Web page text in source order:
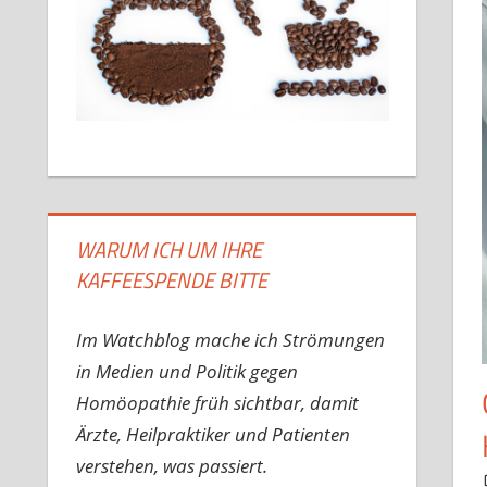
WARUM ICH UM IHRE
KAFFEESPENDE BITTE
Im Watchblog mache ich Strömungen
in Medien und Politik gegen
Homöopathie früh sichtbar, damit
Ärzte, Heilpraktiker und Patienten
verstehen, was passiert.